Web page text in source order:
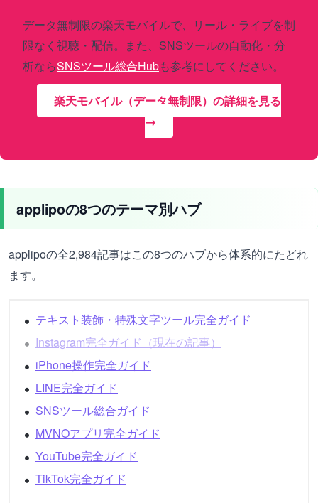
データ無制限の楽天モバイルで、リール・ライブを制
限なく視聴・配信。また、SNSツールの自動化・分
析ならSNSツール総合Hubも参考にしてください。
楽天モバイル（データ無制限）の詳細を見る
→
applipoの8つのテーマ別ハブ
applipoの全2,984記事はこの8つのハブから体系的にたどれ
ます。
テキスト装飾・特殊文字ツール完全ガイド
Instagram完全ガイド（現在の記事）
iPhone操作完全ガイド
LINE完全ガイド
SNSツール総合ガイド
MVNOアプリ完全ガイド
YouTube完全ガイド
TikTok完全ガイド